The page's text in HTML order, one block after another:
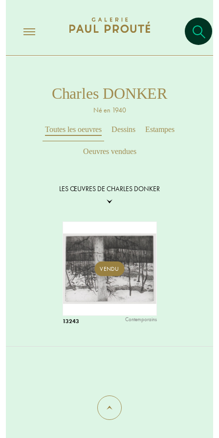
Charles DONKER
Né en 1940
Toutes les oeuvres Dessins Estampes
Oeuvres vendues
LES ŒUVRES DE CHARLES DONKER
VENDU
13243 Contemporains